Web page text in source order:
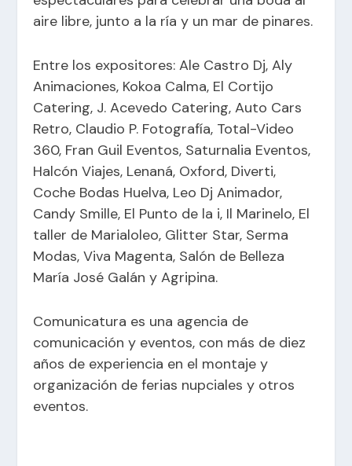
aire libre, junto a la ría y un mar de pinares.
Entre los expositores: Ale Castro Dj, Aly
Animaciones, Kokoa Calma, El Cortijo
Catering, J. Acevedo Catering, Auto Cars
Retro, Claudio P. Fotografía, Total-Video
360, Fran Guil Eventos, Saturnalia Eventos,
Halcón Viajes, Lenaná, Oxford, Diverti,
Coche Bodas Huelva, Leo Dj Animador,
Candy Smille, El Punto de la i, Il Marinelo, El
taller de Marialoleo, Glitter Star, Serma
Modas, Viva Magenta, Salón de Belleza
María José Galán y Agripina.
Comunicatura es una agencia de
comunicación y eventos, con más de diez
años de experiencia en el montaje y
organización de ferias nupciales y otros
eventos.